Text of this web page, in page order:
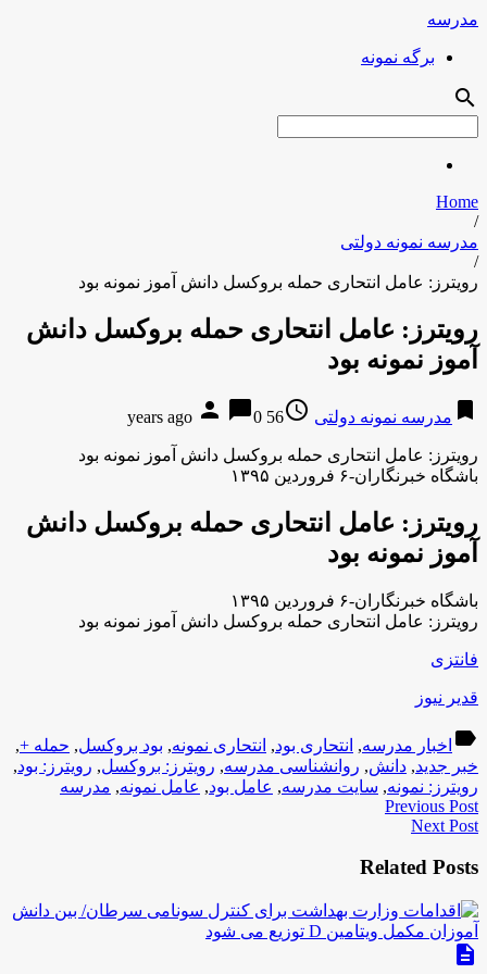
مدرسه
برگه نمونه
search
Home
/
مدرسه نمونه دولتی
/
رویترز: عامل انتحاری حمله بروکسل دانش آموز نمونه بود
رویترز: عامل انتحاری حمله بروکسل دانش
آموز نمونه بود
bookmark مدرسه نمونه دولتی access_time
56 years ago
person chat_bubble0
رویترز: عامل انتحاری حمله بروکسل دانش آموز نمونه بود
باشگاه خبرنگاران-۶ فروردین ۱۳۹۵
رویترز: عامل انتحاری حمله بروکسل دانش
آموز نمونه بود
باشگاه خبرنگاران-۶ فروردین ۱۳۹۵
رویترز: عامل انتحاری حمله بروکسل دانش آموز نمونه بود
فانتزی
قدیر نیوز
label اخبار مدرسه, انتحاری بود, انتحاری نمونه, بود بروکسل, حمله +,
خبر جدید, دانش, روانشناسی مدرسه, رویترز: بروکسل, رویترز: بود,
رویترز: نمونه, سایت مدرسه, عامل بود, عامل نمونه, مدرسه
Previous Post
Next Post
Related Posts
description